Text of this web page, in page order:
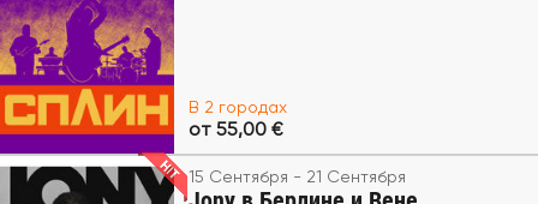
В 2 городах
от 55,00 €
15 Сентября - 21 Сентября